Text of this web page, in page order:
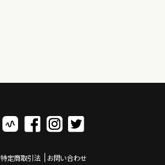
特定商取引法 お問い合わせ